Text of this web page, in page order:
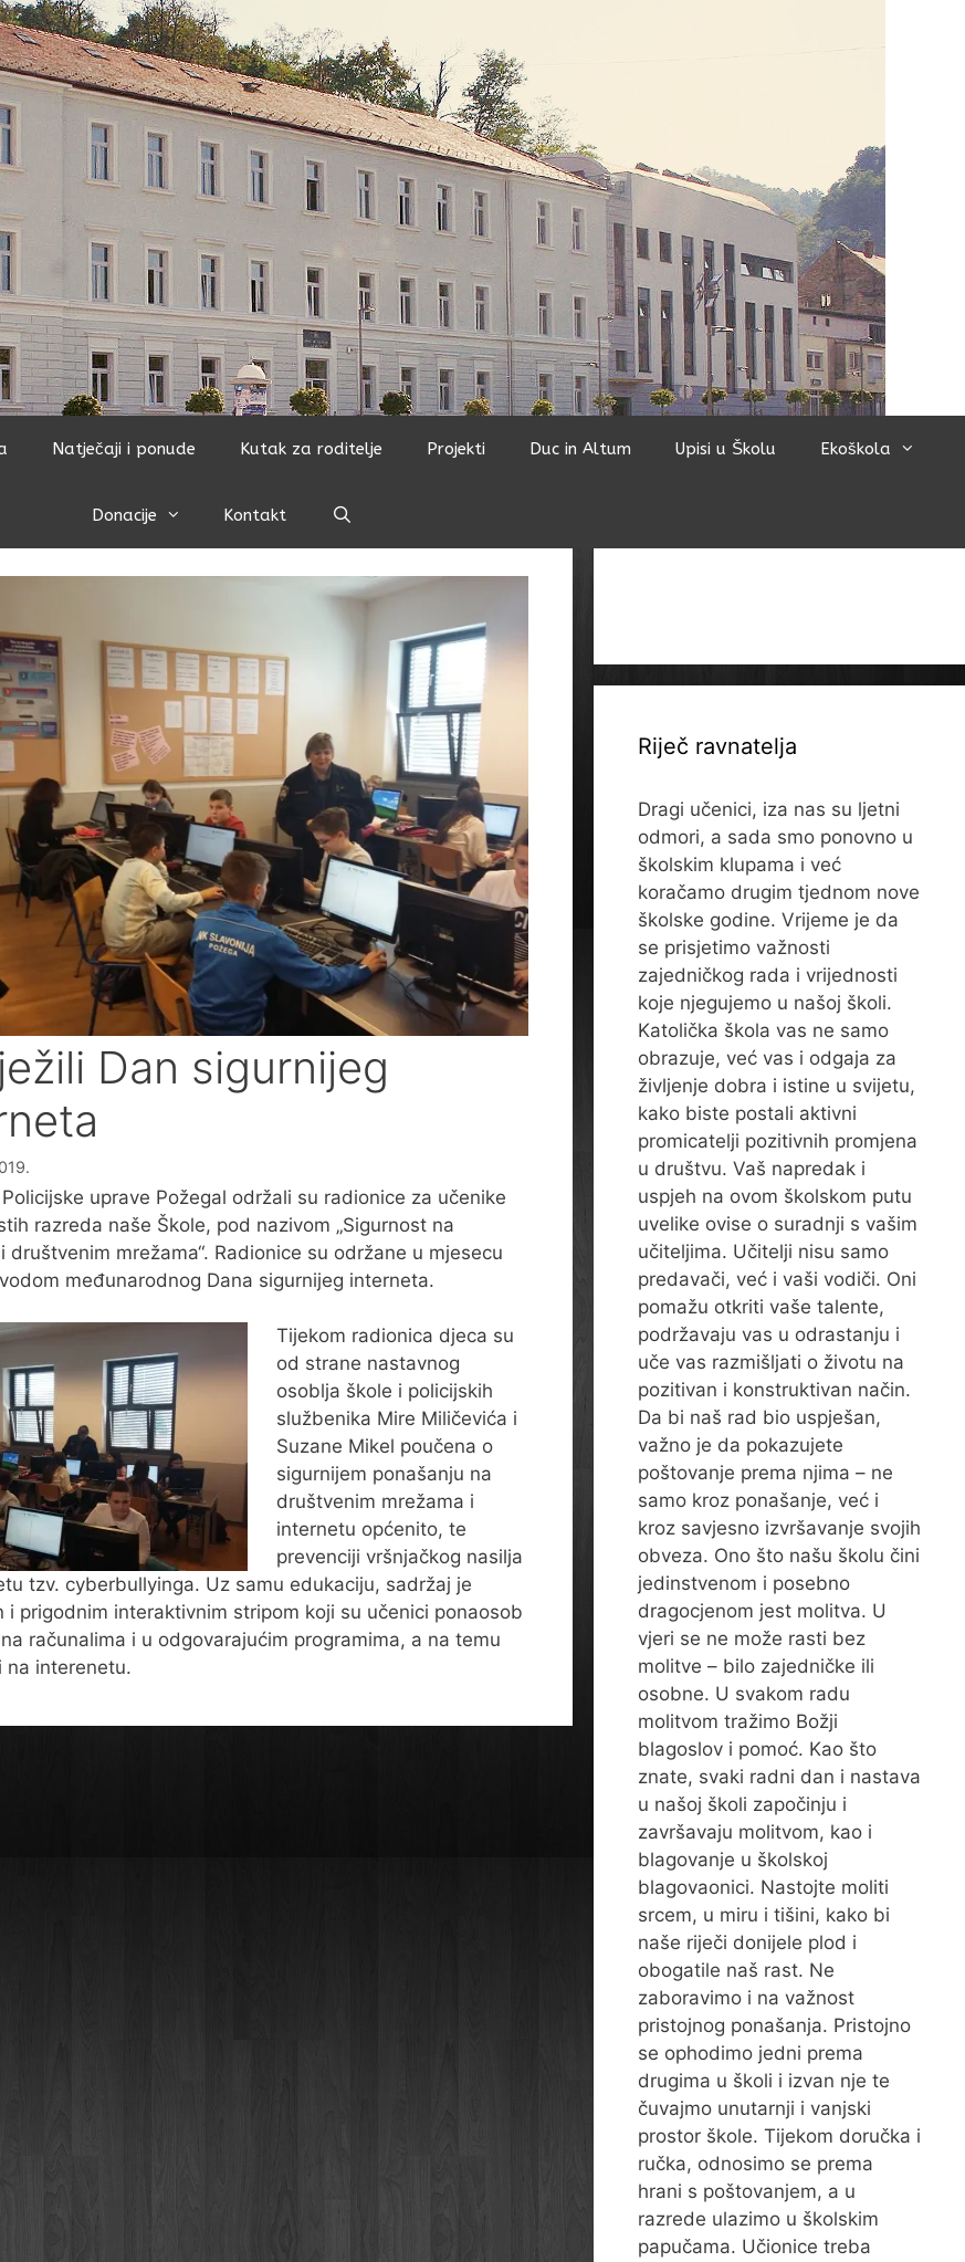
Natječaji i ponude Kutak za roditelje Projekti Duc in Altum Upisi u Školu Ekoškola
Donacije Kontakt
Dan sigurnijeg
uprave Požegal održali su radionice za učenike
razreda naše Škole, pod nazivom „Sigurnost na
društvenim mrežama“. Radionice su održane u mjesecu
međunarodnog Dana sigurnijeg interneta.
Tijekom radionica djeca su
od strane nastavnog
osoblja škole i policijskih
službenika Mire Miličevića i
Suzane Mikel poučena o
sigurnijem ponašanju na
društvenim mrežama i
internetu općenito, te
prevenciji vršnjačkog nasilja
tzv. cyberbullyinga. Uz samu edukaciju, sadržaj je
i prigodnim interaktivnim stripom koji su učenici ponaosob
računalima i u odgovarajućim programima, a na temu
na interenetu.
Riječ ravnatelja
Dragi učenici, iza nas su ljetni
odmori, a sada smo ponovno u
školskim klupama i već
koračamo drugim tjednom nove
školske godine. Vrijeme je da
se prisjetimo važnosti
zajedničkog rada i vrijednosti
koje njegujemo u našoj školi.
Katolička škola vas ne samo
obrazuje, već vas i odgaja za
življenje dobra i istine u svijetu,
kako biste postali aktivni
promicatelji pozitivnih promjena
u društvu. Vaš napredak i
uspjeh na ovom školskom putu
uvelike ovise o suradnji s vašim
učiteljima. Učitelji nisu samo
predavači, već i vaši vodiči. Oni
pomažu otkriti vaše talente,
podržavaju vas u odrastanju i
uče vas razmišljati o životu na
pozitivan i konstruktivan način.
Da bi naš rad bio uspješan,
važno je da pokazujete
poštovanje prema njima – ne
samo kroz ponašanje, već i
kroz savjesno izvršavanje svojih
obveza. Ono što našu školu čini
jedinstvenom i posebno
dragocjenom jest molitva. U
vjeri se ne može rasti bez
molitve – bilo zajedničke ili
osobne. U svakom radu
molitvom tražimo Božji
blagoslov i pomoć. Kao što
znate, svaki radni dan i nastava
u našoj školi započinju i
završavaju molitvom, kao i
blagovanje u školskoj
blagovaonici. Nastojte moliti
srcem, u miru i tišini, kako bi
naše riječi donijele plod i
obogatile naš rast. Ne
zaboravimo i na važnost
pristojnog ponašanja. Pristojno
se ophodimo jedni prema
drugima u školi i izvan nje te
čuvajmo unutarnji i vanjski
prostor škole. Tijekom doručka i
ručka, odnosimo se prema
hrani s poštovanjem, a u
razrede ulazimo u školskim
papučama. Učionice treba